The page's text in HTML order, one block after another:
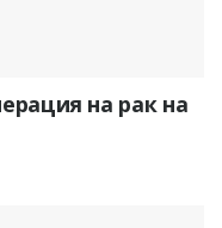
на рак на